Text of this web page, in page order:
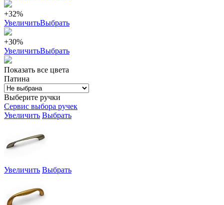
+32%
УвеличитьВыбрать
+30%
УвеличитьВыбрать
Показать все цвета
Патина
Выберите ручки
Сервис выбора ручек
Увеличить Выбрать
Увеличить Выбрать